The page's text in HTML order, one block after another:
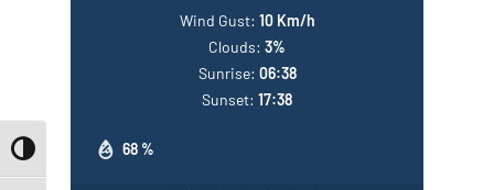
Toggle High Contrast
68 %
Wind Gust: 10 Km/h
Clouds: 3%
Sunrise: 06:38
Sunset: 17:38